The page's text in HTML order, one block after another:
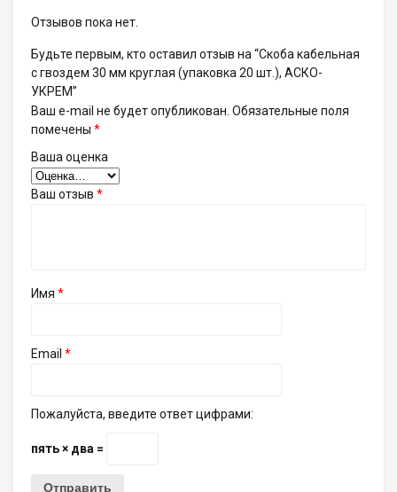
Отзывов пока нет.
Будьте первым, кто оставил отзыв на “Скоба кабельная
с гвоздем 30 мм круглая (упаковка 20 шт.), АСКО-
УКРЕМ”
Ваш e-mail не будет опубликован. Обязательные поля
помечены *
Ваша оценка
Ваш отзыв *
Имя *
Email *
Пожалуйста, введите ответ цифрами:
пять × два =